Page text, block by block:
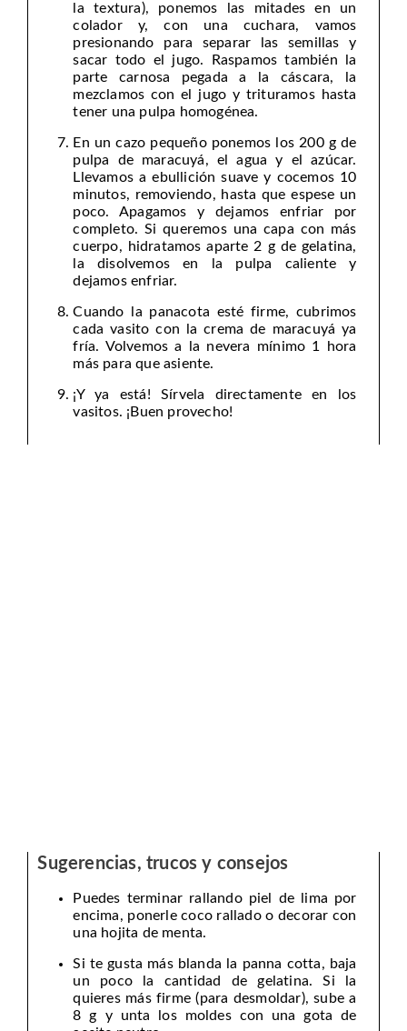
la textura), ponemos las mitades en un
colador y, con una cuchara, vamos
presionando para separar las semillas y
sacar todo el jugo. Raspamos también la
parte carnosa pegada a la cáscara, la
mezclamos con el jugo y trituramos hasta
tener una pulpa homogénea.
En un cazo pequeño ponemos los 200 g de
pulpa de maracuyá, el agua y el azúcar.
Llevamos a ebullición suave y cocemos 10
minutos, removiendo, hasta que espese un
poco. Apagamos y dejamos enfriar por
completo. Si queremos una capa con más
cuerpo, hidratamos aparte 2 g de gelatina,
la disolvemos en la pulpa caliente y
dejamos enfriar.
Cuando la panacota esté firme, cubrimos
cada vasito con la crema de maracuyá ya
fría. Volvemos a la nevera mínimo 1 hora
más para que asiente.
¡Y ya está! Sírvela directamente en los
vasitos. ¡Buen provecho!
Sugerencias, trucos y consejos
Puedes terminar rallando piel de lima por
encima, ponerle coco rallado o decorar con
una hojita de menta.
Si te gusta más blanda la panna cotta, baja
un poco la cantidad de gelatina. Si la
quieres más firme (para desmoldar), sube a
8 g y unta los moldes con una gota de